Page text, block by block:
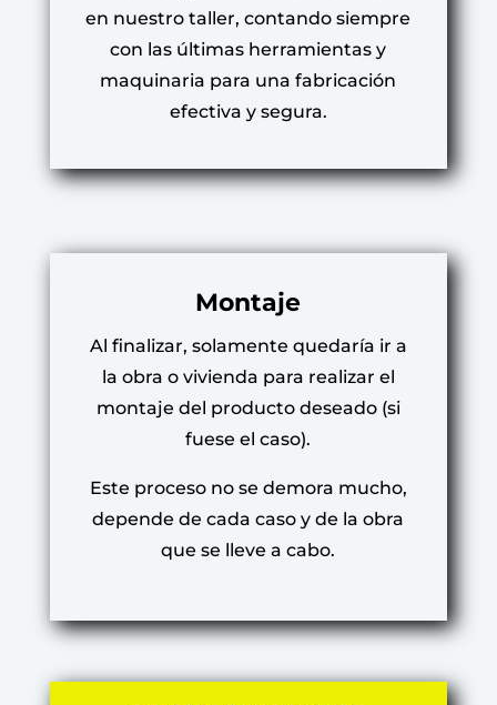
en nuestro taller, contando siempre
con las últimas herramientas y
maquinaria para una fabricación
efectiva y segura.
Montaje
Al finalizar, solamente quedaría ir a
la obra o vivienda para realizar el
montaje del producto deseado (si
fuese el caso).
Este proceso no se demora mucho,
depende de cada caso y de la obra
que se lleve a cabo.